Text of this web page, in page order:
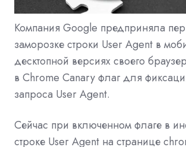
Компания Google предприняла
заморозке строки User Agent в
десктопной версиях своего
в Chrome Canary флаг для
запроса User Agent.
Сейчас при включенном флаге в
строке User Agent на странице